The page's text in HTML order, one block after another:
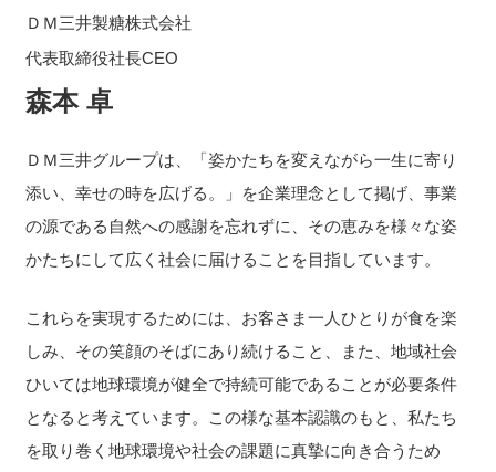
ＤＭ三井製糖株式会社
代表取締役社長CEO
森本 卓
ＤＭ三井グループは、「姿かたちを変えながら一生に寄り
添い、幸せの時を広げる。」を企業理念として掲げ、事業
の源である自然への感謝を忘れずに、その恵みを様々な姿
かたちにして広く社会に届けることを目指しています。
これらを実現するためには、お客さま一人ひとりが食を楽
しみ、その笑顔のそばにあり続けること、また、地域社会
ひいては地球環境が健全で持続可能であることが必要条件
となると考えています。この様な基本認識のもと、私たち
を取り巻く地球環境や社会の課題に真摯に向き合うため